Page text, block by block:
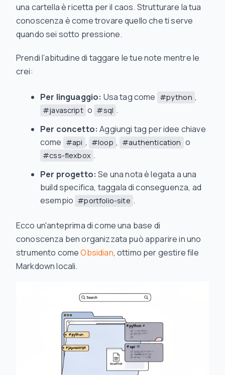
una cartella è ricetta per il caos. Strutturare la tua
conoscenza è come trovare quello che ti serve
quando sei sotto pressione.
Prendi l’abitudine di taggare le tue note mentre le
crei:
Per linguaggio: Usa tag come #python ,
#javascript o #sql .
Per concetto: Aggiungi tag per idee chiave
come #api , #loop , #authentication o
#css-flexbox .
Per progetto: Se una nota è legata a una
build specifica, taggala di conseguenza, ad
esempio #portfolio-site .
Ecco un'anteprima di come una base di
conoscenza ben organizzata può apparire in uno
strumento comeObsidian, ottimo per gestire file
Markdown locali.